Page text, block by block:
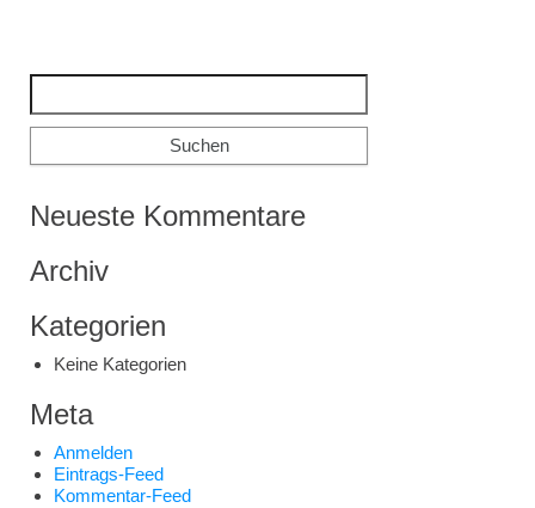
Neueste Kommentare
Archiv
Kategorien
Keine Kategorien
Meta
Anmelden
Eintrags-Feed
Kommentar-Feed